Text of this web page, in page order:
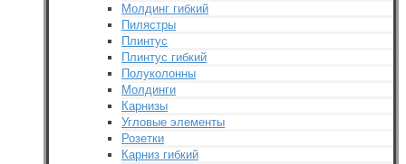
Молдинг гибкий
Пилястры
Плинтус
Плинтус гибкий
Полуколонны
Молдинги
Карнизы
Угловые элементы
Розетки
Карниз гибкий